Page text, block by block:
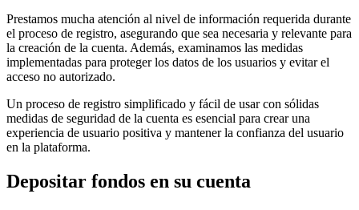
Prestamos mucha atención al nivel de información requerida durante
el proceso de registro, asegurando que sea necesaria y relevante para
la creación de la cuenta. Además, examinamos las medidas
implementadas para proteger los datos de los usuarios y evitar el
acceso no autorizado.
Un proceso de registro simplificado y fácil de usar con sólidas
medidas de seguridad de la cuenta es esencial para crear una
experiencia de usuario positiva y mantener la confianza del usuario
en la plataforma.
Depositar fondos en su cuenta